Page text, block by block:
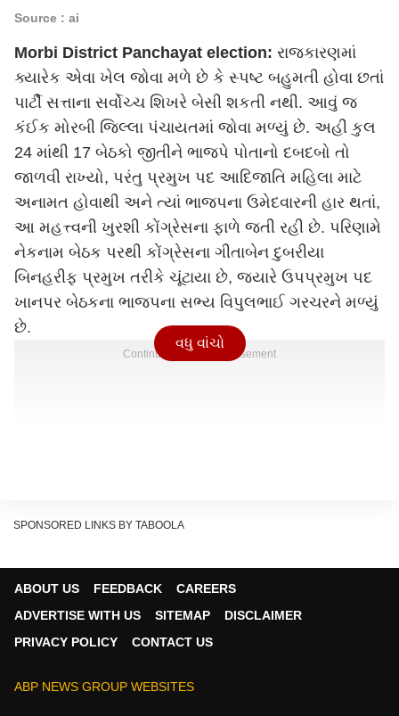
Source : ai
Morbi District Panchayat election: રાજકારણમાં
ક્યારેક એવા ખેલ જોવા મળે છે કે સ્પષ્ટ બહુમતી હોવા છતાં
પાર્ટી સત્તાના સર્વોચ્ચ શિખરે બેસી શકતી નથી. આવું જ
કંઈક મોરબી જિલ્લા પંચાયતમાં જોવા મળ્યું છે. અહી કુલ
24 માંથી 17 બેઠકો જીતીને ભાજપે પોતાનો દબદબો તો
જાળવી રાખ્યો, પરંતુ પ્રમુખ પદ આદિજાતિ મહિલા માટે
અનામત હોવાથી અને ત્યાં ભાજપના ઉમેદવારની હાર થતાં,
આ મહત્ત્વની ખુરશી કોંગ્રેસના ફાળે જતી રહી છે. પરિણામે
નેકનામ બેઠક પરથી કોંગ્રેસના ગીતાબેન દુબરીયા
બિનહરીફ પ્રમુખ તરીકે ચૂંટાયા છે, જ્યારે ઉપપ્રમુખ પદ
ખાનપર બેઠકના ભાજપના સભ્ય વિપુલભાઈ ગરચરને મળ્યું
છે.
Continues below advertisement
વધુ વાંચો
SPONSORED LINKS BY TABOOLA
ABOUT US FEEDBACK
CAREERS
ADVERTISE WITH US
SITEMAP
DISCLAIMER
PRIVACY POLICY
CONTACT US
ABP NEWS GROUP WEBSITES